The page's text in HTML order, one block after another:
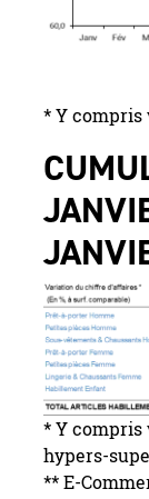
* Y compris
* Y compris
hypers-
** E-